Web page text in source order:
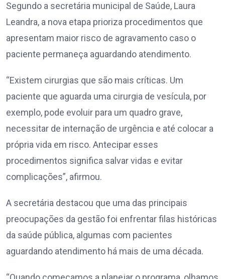
Segundo a secretária municipal de Saúde, Laura
Leandra, a nova etapa prioriza procedimentos que
apresentam maior risco de agravamento caso o
paciente permaneça aguardando atendimento.
“Existem cirurgias que são mais críticas. Um
paciente que aguarda uma cirurgia de vesícula, por
exemplo, pode evoluir para um quadro grave,
necessitar de internação de urgência e até colocar a
própria vida em risco. Antecipar esses
procedimentos significa salvar vidas e evitar
complicações”, afirmou.
A secretária destacou que uma das principais
preocupações da gestão foi enfrentar filas históricas
da saúde pública, algumas com pacientes
aguardando atendimento há mais de uma década.